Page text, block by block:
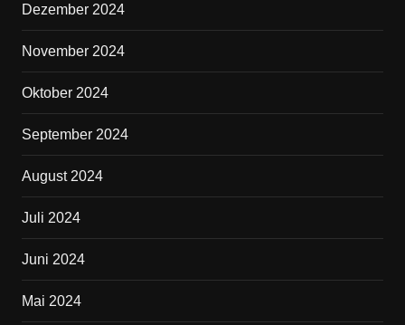
Dezember 2024
November 2024
Oktober 2024
September 2024
August 2024
Juli 2024
Juni 2024
Mai 2024